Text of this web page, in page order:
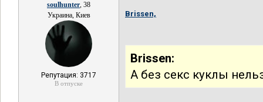
soulhunter, 38
Украина, Киев
Репутация: 3717
В отпуске
Brissen,
Brissen:
А без секс куклы